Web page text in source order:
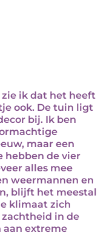
ik dat het heeft
ook. De tuin ligt
bij. Ik ben
maar een
hebben de vier
alles mee
weermannen en
blijft het meestal
klimaat zich
in de
extreme